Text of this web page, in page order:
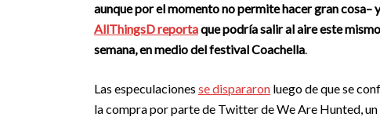
aunque por el momento no permite hacer gran cosa– y
AllThingsD reportaque podría salir al aire este
semana, en medio del festival Coachella.
Las especulaciones se dispararon luego de que se
la compra por parte de Twitter de We Are Hunted, un